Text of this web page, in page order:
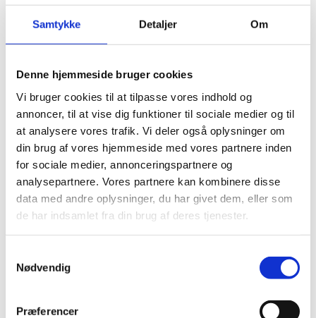
Samtykke Detaljer Om
Denne hjemmeside bruger cookies
Vi bruger cookies til at tilpasse vores indhold og
annoncer, til at vise dig funktioner til sociale medier og til
at analysere vores trafik. Vi deler også oplysninger om
din brug af vores hjemmeside med vores partnere inden
for sociale medier, annonceringspartnere og
analysepartnere. Vores partnere kan kombinere disse
data med andre oplysninger, du har givet dem, eller som
de har indsamlet fra din brug af deres tjenester.
Nødvendig
Præferencer
Denne begivenhed er allerede
afholdt.
DETALJER
Dato: 11. juni